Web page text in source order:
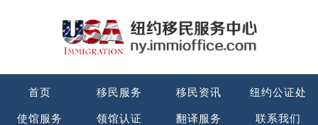
首页 移民服务 移民资讯 纽约公证处
使馆服务 领馆认证 翻译服务 联系我们